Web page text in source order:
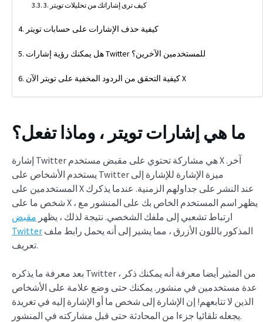
3. كيف ترى إشاراتك من تحليلات تويتر
كيفية حذف الإشارات على حسابات تويتر
هل يمكنك رؤية إشارات Twitter للمستخدمين الآخرين؟
كيفية التحقق من الردود المخفية على تويتر الآن X
ما هي إشارات تويتر ، وماذا تفعل؟
إشارة Twitter هي مشاركة تحتوي على مقبض مستخدم X آخر.
يستخدم الأشخاص على Twitter ميزة الإشارة للإشارة إلى
المستخدمين على X عند النشر على جداولهم الزمنية. عندما يذكرك
شخص ما على X ، يظهر اسم المستخدم الخاص بك على المنشور مع
ارتباط تشعبي إلى ملفك الشخصي. نتيجة لذلك ، يظهر مقبض
Twitter
تعريف.
بعد معرفة ما يذكره Twitter ، من المثير أيضا معرفة أنه يمكنك ذكر
عدة مستخدمين في منشور. يمكنك حتى وضع علامة على الأشخاص
الذين لا تتابعهم! إن الإشارة إلى شخص ما أو الإشارة إليه في تغريدة
يجعله تلقائيا جزءا من المحادثة حتى قبل مشاركته في المنشور.